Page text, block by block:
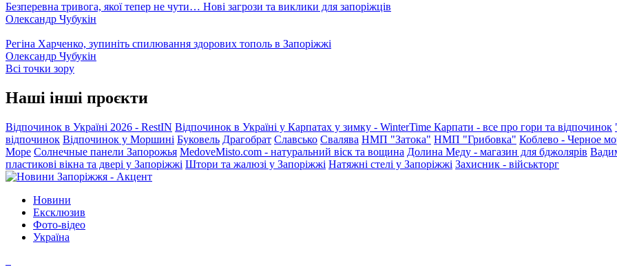
Безперевна тривога, якої тепер не чути… Нові загрози та виклики для запоріжців
Олександр Чубукін
Регіна Харченко, зупиніть спилювання здорових тополь в Запоріжжі
Олександр Чубукін
Всі точки зору
Наші інші проєкти
Відпочинок в Україні 2026 - RestIN Відпочинок в Україні у Карпатах у зимку - WinterTime Карпати - все про гори та відпочинок
відпочинок Відпочинок у Моршині Буковель Драгобрат Славсько Свалява НМП "Затока" НМП "Грибовка" Коблево - Черное
Море Солнечные панели Запорожья MedoveMisto.com - натуральний віск та вощина Долина Меду - магазин для бджолярів
пластикові вікна та двері у Запоріжжі Штори та жалюзі у Запоріжжі Натяжні стелі у Запоріжжі Захисник - військторг
Новини
Ексклюзив
Фото-відео
Україна